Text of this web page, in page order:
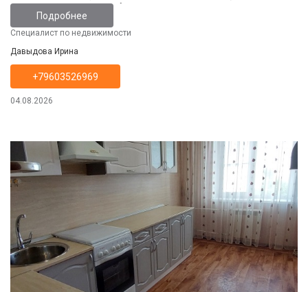
раздельный. Квартира требует косметического ремонта, но в целом
состояние жилое. Новому владельцу останется вся мебель, что на
фото. Тамбур на две квартиры. Территория двора благоустроена и
в пешей доступности.
Подробнее
Специалист по недвижимости
Давыдова Ирина
+79603526969
04.08.2026